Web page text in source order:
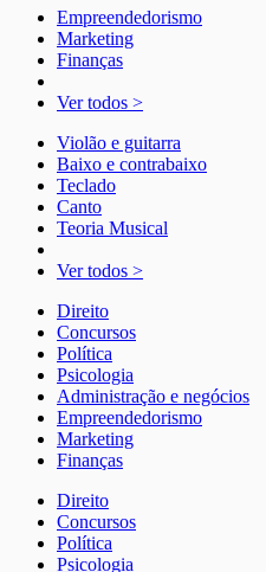
Empreendedorismo
Marketing
Finanças
Ver todos >
Violão e guitarra
Baixo e contrabaixo
Teclado
Canto
Teoria Musical
Ver todos >
Direito
Concursos
Política
Psicologia
Administração e negócios
Empreendedorismo
Marketing
Finanças
Direito
Concursos
Política
Psicologia